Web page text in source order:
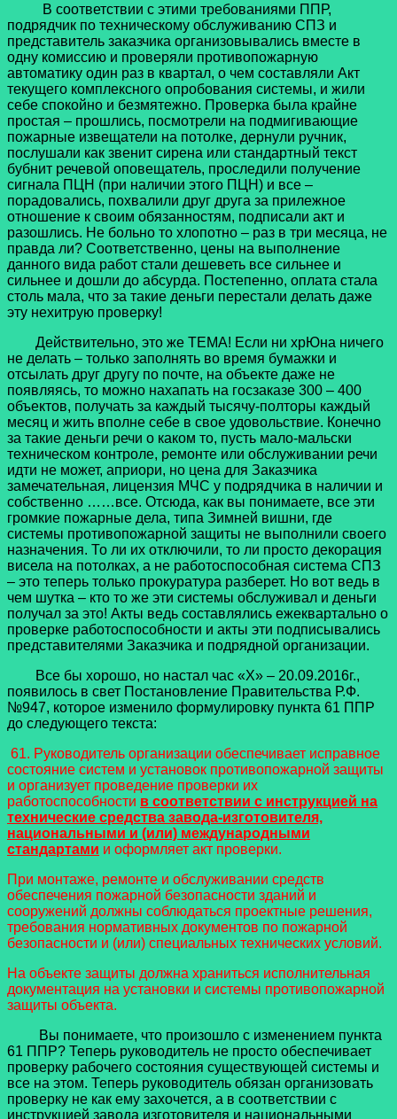
В соответствии с этими требованиями ППР,
подрядчик по техническому обслуживанию СПЗ и
представитель заказчика организовывались вместе в
одну комиссию и проверяли противопожарную
автоматику один раз в квартал, о чем составляли Акт
текущего комплексного опробования системы, и жили
себе спокойно и безмятежно. Проверка была крайне
простая – прошлись, посмотрели на подмигивающие
пожарные извещатели на потолке, дернули ручник,
послушали как звенит сирена или стандартный текст
бубнит речевой оповещатель, проследили получение
сигнала ПЦН (при наличии этого ПЦН) и все –
порадовались, похвалили друг друга за прилежное
отношение к своим обязанностям, подписали акт и
разошлись. Не больно то хлопотно – раз в три месяца, не
правда ли? Соответственно, цены на выполнение
данного вида работ стали дешеветь все сильнее и
сильнее и дошли до абсурда. Постепенно, оплата стала
столь мала, что за такие деньги перестали делать даже
эту нехитрую проверку!
Действительно, это же ТЕМА! Если ни хрЮна ничего
не делать – только заполнять во время бумажки и
отсылать друг другу по почте, на объекте даже не
появляясь, то можно нахапать на госзаказе 300 – 400
объектов, получать за каждый тысячу-полторы каждый
месяц и жить вполне себе в свое удовольствие. Конечно
за такие деньги речи о каком то, пусть мало-мальски
техническом контроле, ремонте или обслуживании речи
идти не может, априори, но цена для Заказчика
замечательная, лицензия МЧС у подрядчика в наличии и
собственно ……все. Отсюда, как вы понимаете, все эти
громкие пожарные дела, типа Зимней вишни, где
системы противопожарной защиты не выполнили своего
назначения. То ли их отключили, то ли просто декорация
висела на потолках, а не работоспособная система СПЗ
– это теперь только прокуратура разберет. Но вот ведь в
чем шутка – кто то же эти системы обслуживал и деньги
получал за это! Акты ведь составлялись ежеквартально о
проверке работоспособности и акты эти подписывались
представителями Заказчика и подрядной организации.
Все бы хорошо, но настал час «Х» – 20.09.2016г.,
появилось в свет Постановление Правительства Р.Ф.
№947, которое изменило формулировку пункта 61 ППР
до следующего текста:
61. Руководитель организации обеспечивает исправное
состояние систем и установок противопожарной защиты
и организует проведение проверки их
работоспособности в соответствии с инструкцией на
технические средства завода-изготовителя,
национальными и (или) международными
стандартами и оформляет акт проверки.
При монтаже, ремонте и обслуживании средств
обеспечения пожарной безопасности зданий и
сооружений должны соблюдаться проектные решения,
требования нормативных документов по пожарной
безопасности и (или) специальных технических условий.
На объекте защиты должна храниться исполнительная
документация на установки и системы противопожарной
защиты объекта.
Вы понимаете, что произошло с изменением пункта
61 ППР? Теперь руководитель не просто обеспечивает
проверку рабочего состояния существующей системы и
все на этом. Теперь руководитель обязан организовать
проверку не как ему захочется, а в соответствии с
инструкцией завода изготовителя и национальными